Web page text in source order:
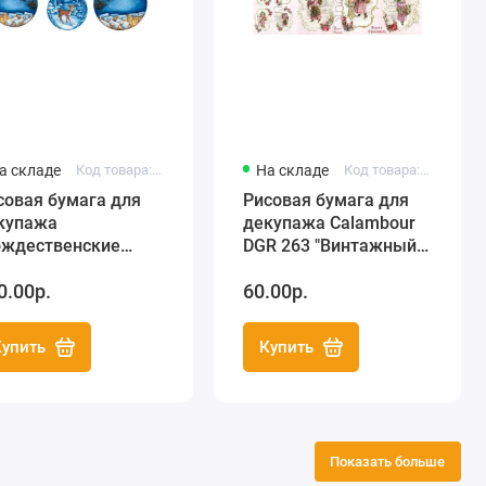
складе
бумага для
(Италия)
На складе
Рисовая бумага для
декупажа Calambour
DGR 263 "Винтажный
60.00р.
Купить
Показать больше